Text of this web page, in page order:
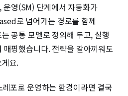
영(SM) 단계에서 자동화가
로 넘어가는 경로를 함께
공통 모델로 정의해 두고, 실행
핑했습니다. 전략을 갈아끼워도
요.
포로 운영하는 환경이라면 결국